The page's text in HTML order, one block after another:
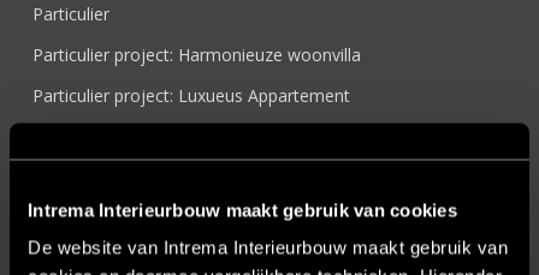
Intrema Interieurbouw maakt gebruik van cookies
De website van Intrema Interieurbouw maakt gebruik van
Particulier
Particulier project: Harmonieuze woonvilla
Particulier project: Luxueus Appartement
Particulier project: Stijlvolle Woonvilla
Particulier project: Woonvilla met exclusief maatwerk